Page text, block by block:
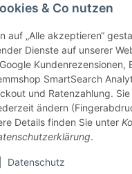
& Co nutzen
auf „Alle akzeptieren“
Dienste auf unserer
Kundenrezensionen,
SmartSearch
und Ratenzahlung.
ändern
Details finden Sie unter
.
Datenschutz
Vertrag widerrufen